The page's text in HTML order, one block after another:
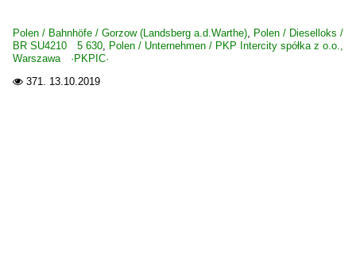
Polen / Bahnhöfe / Gorzow (Landsberg a.d.Warthe), Polen / Dieselloks /
BR SU4210 5 630, Polen / Unternehmen / PKP Intercity spółka z o.o.,
Warszawa ·PKPIC·
 371. 13.10.2019